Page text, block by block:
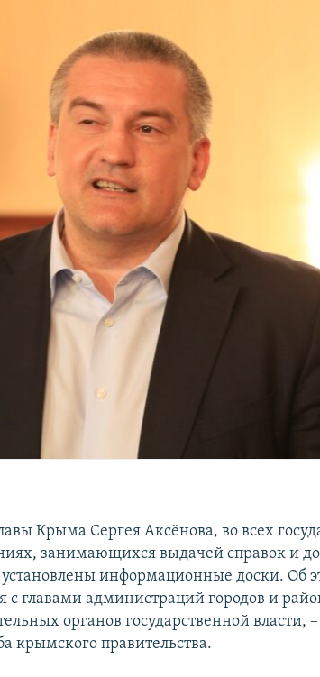
Крыма Сергея Аксёнова, во всех
занимающихся выдачей справок и
информационные доски. Об
с главами администраций городов и
органов государственной власти, –
крымского правительства.